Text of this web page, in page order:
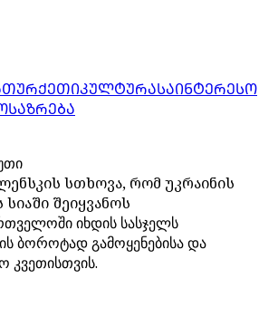
ᲗᲣᲠᲥᲔᲗᲘᲙᲣᲚᲢᲣᲠᲐᲡᲐᲘᲜᲢᲔᲠᲔᲡᲝ
სთხოვა, რომ უკრაინის
შეიყვანოს
იხდის სასჯელს
ბოროტად გამოყენებისა და
კვეთისთვის.